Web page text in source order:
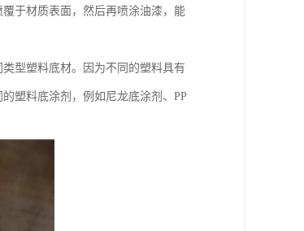
于材质表面，然后再喷涂油漆，能
型塑料底材。因为不同的塑料具有
塑料底涂剂，例如尼龙底涂剂、PP